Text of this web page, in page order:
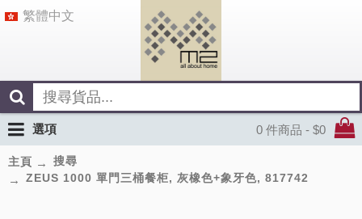
繁體中文
0 件商品 - $0
選項
主頁
搜尋
ZEUS 1000 單門三桶餐柜, 灰橡色+象牙色, 817742